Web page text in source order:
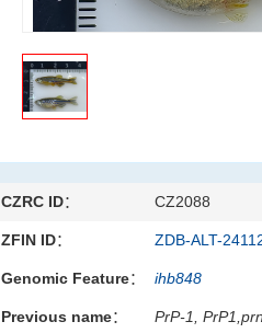
CZRC ID： CZ2088
ZFIN ID： ZDB-ALT-
Genomic Feature： ihb848
Previous name： PrP-1,